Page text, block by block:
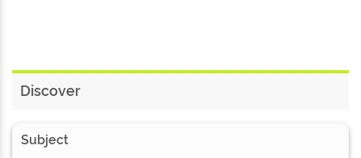
Discover
Subject